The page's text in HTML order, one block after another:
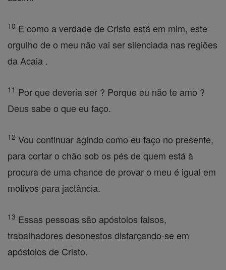
10 E como a verdade de Cristo está em mim, este
orgulho de o meu não vai ser silenciada nas regiões
da Acaia .
11 Por que deveria ser ? Porque eu não te amo ?
Deus sabe o que eu faço.
12 Vou continuar agindo como eu faço no presente,
para cortar o chão sob os pés de quem está à
procura de uma chance de provar o meu é igual em
motivos para jactância.
13 Essas pessoas são apóstolos falsos,
trabalhadores desonestos disfarçando-se em
apóstolos de Cristo.